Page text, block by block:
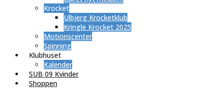
Krocket
Ulbjerg Krocketklub
Kringle Krocket 2025
Motionscenter
Spinning
Klubhuset
Kalender
SUB 09 Kvinder
Shoppen